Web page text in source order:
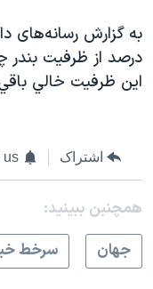
اين ظرفيت خالي
اشتراک us
همچنبن ببینید:
جهان
سرخط